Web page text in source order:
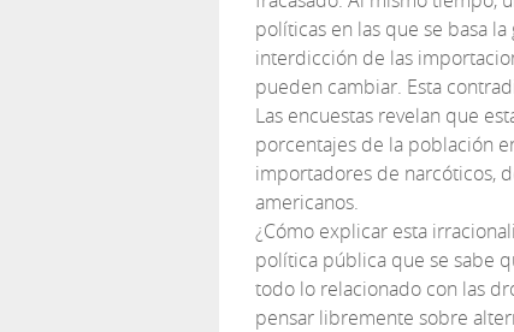
políticas en las que se basa
interdicción de las
pueden cambiar. Esta
Las encuestas revelan que
porcentajes de la población
importadores de narcóticos,
americanos.
¿Cómo explicar esta
política pública que se sabe
todo lo relacionado con las
pensar libremente sobre